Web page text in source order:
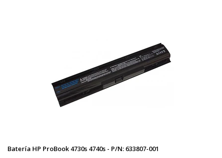
Batería HP ProBook 4730s 4740s - P/N: 633807-001